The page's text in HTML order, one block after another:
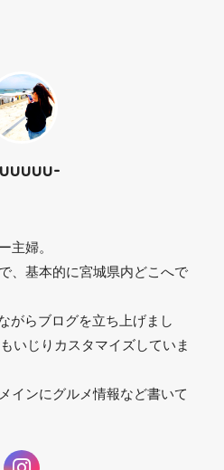
主婦。
、基本的に宮城県内どこへで
がらブログを立ち上げまし
いじりカスタマイズしていま
インにグルメ情報など書いて